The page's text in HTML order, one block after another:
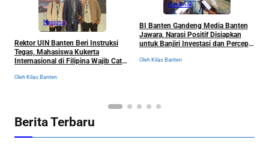
Nasional
Rektor UIN Banten Beri Instruksi
Tegas, Mahasiswa Kukerta
Internasional di Filipina Wajib Catat
Oleh Kilas Banten
Nasional
BI Banten Gandeng Media Banten
Jawara, Narasi Positif Disiapkan
untuk Banjiri Investasi dan Percepat
Oleh Kilas Banten
Berita Terbaru